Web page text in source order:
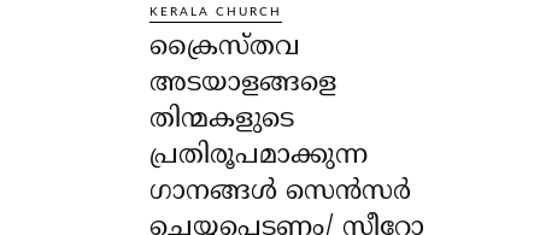
KERALA CHURCH
ക്രൈസ്തവ
അടയാളങ്ങളെ
തിന്മകളുടെ
പ്രതിരൂപമാക്കുന്ന
ഗാനങ്ങൾ സെൻസർ
ചെയ്യപ്പെടണം/ സീറോ